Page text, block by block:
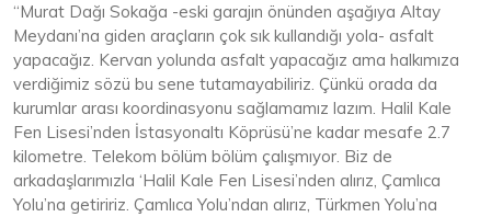
“Murat Dağı Sokağa -eski garajın önünden aşağıya Altay
Meydanı’na giden araçların çok sık kullandığı yola- asfalt
yapacağız. Kervan yolunda asfalt yapacağız ama halkımıza
verdiğimiz sözü bu sene tutamayabiliriz. Çünkü orada da
kurumlar arası koordinasyonu sağlamamız lazım. Halil Kale
Fen Lisesi’nden İstasyonaltı Köprüsü’ne kadar mesafe 2.7
kilometre. Telekom bölüm bölüm çalışmıyor. Biz de
arkadaşlarımızla ‘Halil Kale Fen Lisesi’nden alırız, Çamlıca
Yolu’na getiririz. Çamlıca Yolu’ndan alırız, Türkmen Yolu’na